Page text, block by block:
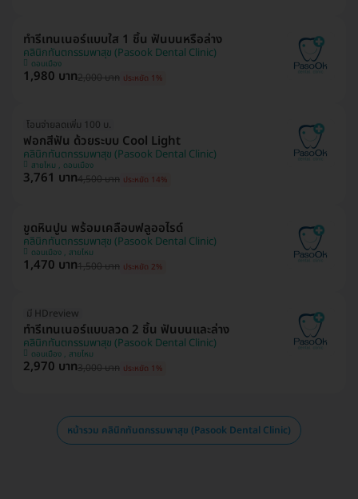
ทำรีเทนเนอร์แบบใส 1 ชิ้น ฟันบนหรือล่าง
คลินิกทันตกรรมพาสุข (Pasook Dental Clinic)
ดอนเมือง
1,980 บาท2,000 บาท ประหยัด 1%
โอนจ่ายลดเพิ่ม 100 บ.
ฟอกสีฟัน ด้วยระบบ Cool Light
คลินิกทันตกรรมพาสุข (Pasook Dental Clinic)
สายไหม , ดอนเมือง
3,761 บาท4,500 บาท ประหยัด 14%
ขูดหินปูน พร้อมเคลือบฟลูออไรด์
คลินิกทันตกรรมพาสุข (Pasook Dental Clinic)
ดอนเมือง , สายไหม
1,470 บาท1,500 บาท ประหยัด 2%
มี HDreview
ทำรีเทนเนอร์แบบลวด 2 ชิ้น ฟันบนและล่าง
คลินิกทันตกรรมพาสุข (Pasook Dental Clinic)
ดอนเมือง , สายไหม
2,970 บาท3,000 บาท ประหยัด 1%
หน้ารวม คลินิกทันตกรรมพาสุข (Pasook Dental Clinic)